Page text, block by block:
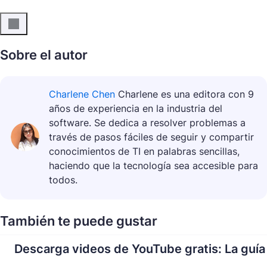
Sobre el autor
Charlene Chen Charlene es una editora con 9
años de experiencia en la industria del
software. Se dedica a resolver problemas a
través de pasos fáciles de seguir y compartir
conocimientos de TI en palabras sencillas,
haciendo que la tecnología sea accesible para
todos.
También te puede gustar
Descarga videos de YouTube gratis: La guía